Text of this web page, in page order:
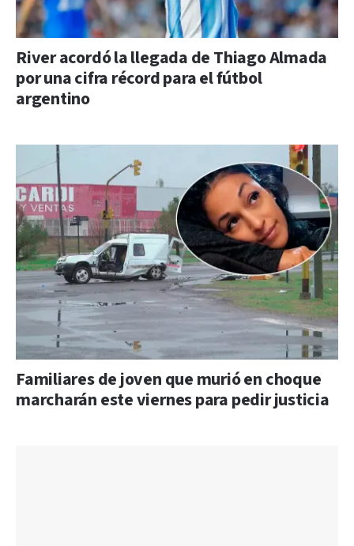
River acordó la llegada de Thiago Almada
por una cifra récord para el fútbol
argentino
Familiares de joven que murió en choque
marcharán este viernes para pedir justicia